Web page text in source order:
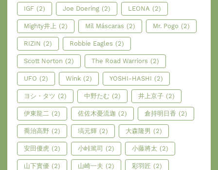
IGF (2) Joe Doering (2) LEONA (2)
Mighty井上 (2) Mil Máscaras (2) Mr. Pogo (2)
RIZIN (2) Robbie Eagles (2)
Scott Norton (2) The Road Warriors (2)
UFO (2) Wink (2) YOSHI-HASHI (2)
ヨシ・タツ (2) 中野たむ (2) 井上京子 (2)
伊東龍二 (2) 佐佐木憂流迦 (2) 倉持明日香 (2)
喬治高野 (2) 塙元輝 (2) 大森隆男 (2)
安田優虎 (2) 小峠篤司 (2) 小藤將太 (2)
山下實優 (2) 山崎一夫 (2) 彩羽匠 (2)